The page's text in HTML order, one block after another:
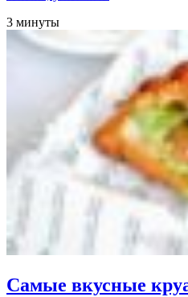
3 минуты
Самые вкусные